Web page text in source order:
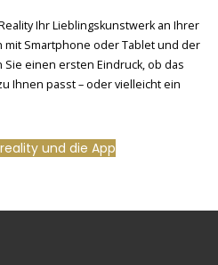
Ihr Lieblingskunstwerk an Ihrer
mit Smartphone oder Tablet und der
einen ersten Eindruck, ob das
Ihnen passt – oder vielleicht ein
und die App